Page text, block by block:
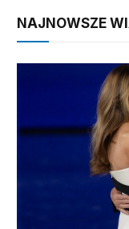
NAJNOWSZE